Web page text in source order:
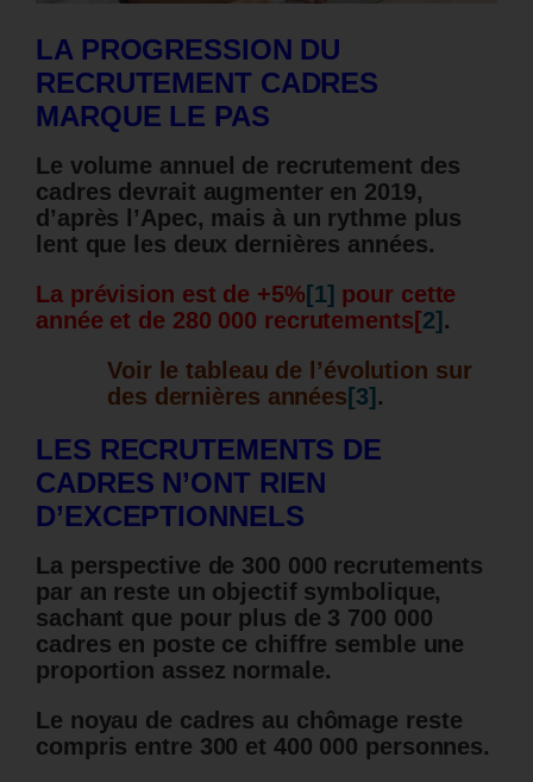
LA PROGRESSION DU
RECRUTEMENT CADRES
MARQUE LE PAS
Le volume annuel de recrutement des
cadres devrait augmenter en 2019,
d’après l’Apec, mais à un rythme plus
lent que les deux dernières années.
La prévision est de +5% [1] pour cette
année et de 280 000 recrutements [2] .
Voir le tableau de l’évolution sur
des dernières années [3] .
LES RECRUTEMENTS DE
CADRES N’ONT RIEN
D’EXCEPTIONNELS
La perspective de 300 000 recrutements
par an reste un objectif symbolique,
sachant que pour plus de 3 700 000
cadres en poste ce chiffre semble une
proportion assez normale.
Le noyau de cadres au chômage reste
compris entre 300 et 400 000 personnes.